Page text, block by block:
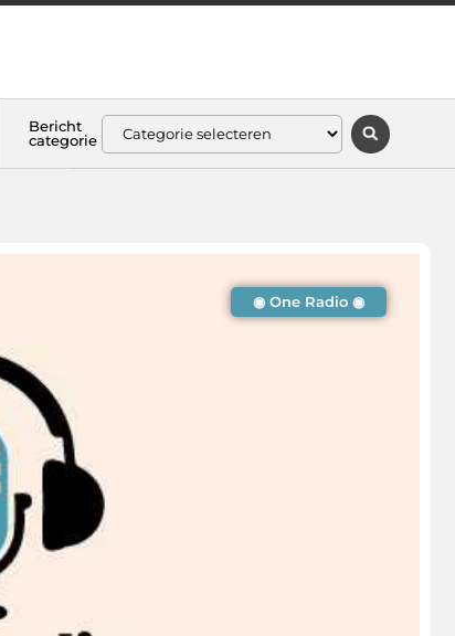
Bericht
categorie
◉ One Radio ◉